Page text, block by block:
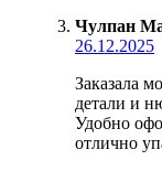
Чулпан
26.12.2025
Заказала
детали и
Удобно
отлично